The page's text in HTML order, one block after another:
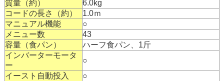
質量（約）
6.0kg
コードの長さ（約）
1.0ｍ
マニュアル機能
○
メニュー数
43
容量（食パン）
ハーフ食パン、1斤
インバーターモータ
ー
○
イースト自動投入
○